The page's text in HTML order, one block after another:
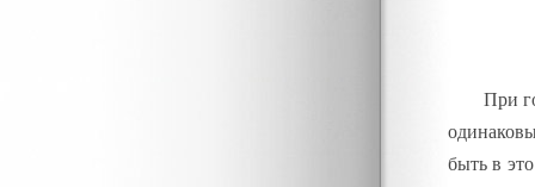
При
быть в